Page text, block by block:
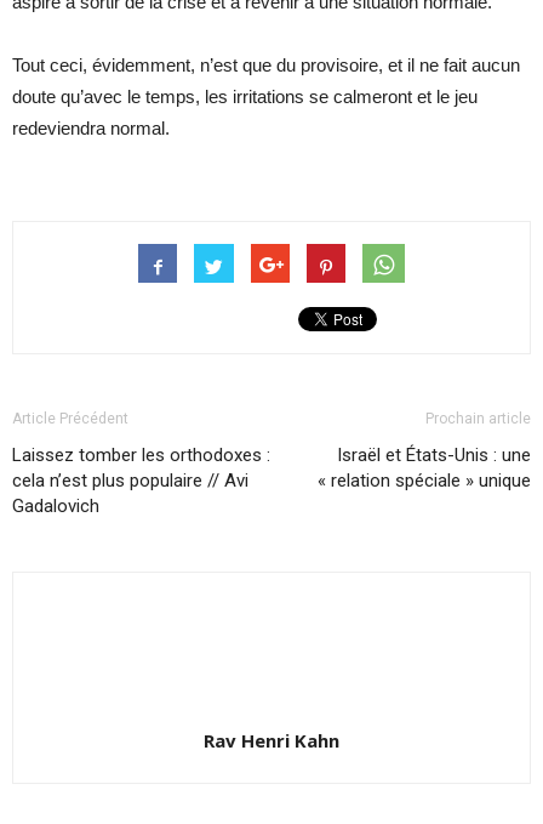
Tout ceci, évidemment, n’est que du provisoire, et il ne fait aucun
doute qu’avec le temps, les irritations se calmeront et le jeu
redeviendra normal.
Article Précédent
Laissez tomber les orthodoxes :
cela n’est plus populaire // Avi
Gadalovich
Prochain article
Israël et États-Unis : une
« relation spéciale » unique
Rav Henri Kahn